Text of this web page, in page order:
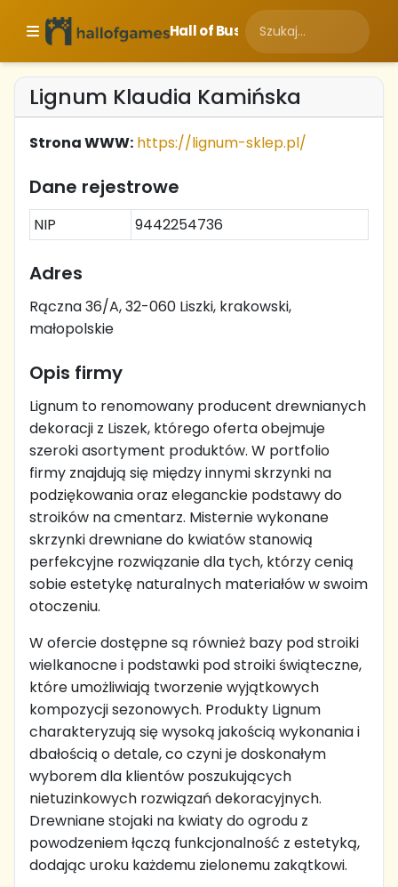
Hall of Business
Lignum Klaudia Kamińska
Strona WWW: https://lignum-sklep.pl/
Dane rejestrowe
NIP 9442254736
Adres
Rączna 36/A, 32-060 Liszki, krakowski,
małopolskie
Opis firmy
Lignum to renomowany producent drewnianych
dekoracji z Liszek, którego oferta obejmuje
szeroki asortyment produktów. W portfolio
firmy znajdują się między innymi skrzynki na
podziękowania oraz eleganckie podstawy do
stroików na cmentarz. Misternie wykonane
skrzynki drewniane do kwiatów stanowią
perfekcyjne rozwiązanie dla tych, którzy cenią
sobie estetykę naturalnych materiałów w swoim
otoczeniu.
W ofercie dostępne są również bazy pod stroiki
wielkanocne i podstawki pod stroiki świąteczne,
które umożliwiają tworzenie wyjątkowych
kompozycji sezonowych. Produkty Lignum
charakteryzują się wysoką jakością wykonania i
dbałością o detale, co czyni je doskonałym
wyborem dla klientów poszukujących
nietuzinkowych rozwiązań dekoracyjnych.
Drewniane stojaki na kwiaty do ogrodu z
powodzeniem łączą funkcjonalność z estetyką,
dodając uroku każdemu zielonemu zakątkowi.